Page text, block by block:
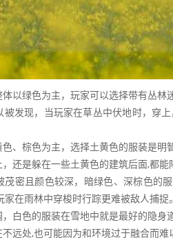
体以绿色为主，玩家可以选择带有丛
发现，当玩家在草丛中伏地时，穿
色、棕色为主，选择土黄色的服装是
还是躲在一些土黄色的建筑后面,都能
茂密且颜色较深，暗绿色、深棕色的
在雨林中穿梭时行踪更难被敌人捕捉。
，白色的服装在雪地中就是最好的隐
远处,也可能因为和环境过于融合而难